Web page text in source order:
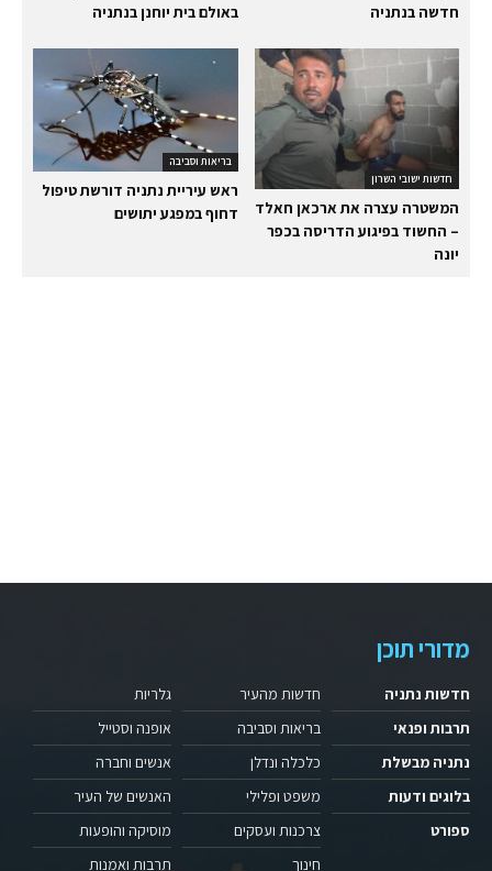
באולם בית יוחנן בנתניה
חדשה בנתניה
בריאות וסביבה
ראש עיריית נתניה דורשת טיפול
דחוף במפגע יתושים
חדשות ישובי השרון
המשטרה עצרה את ארכאן חאלד
– החשוד בפיגוע הדריסה בכפר
יונה
מדורי תוכן
חדשות נתניה
תרבות ופנאי
נתניה מבשלת
בלוגים ודעות
ספורט
חדשות מהעיר
בריאות וסביבה
כלכלה ונדלן
משפט ופלילי
צרכנות ועסקים
חינוך
גלריות
אופנה וסטייל
אנשים וחברה
האנשים של העיר
מוסיקה והופעות
תרבות ואמנות